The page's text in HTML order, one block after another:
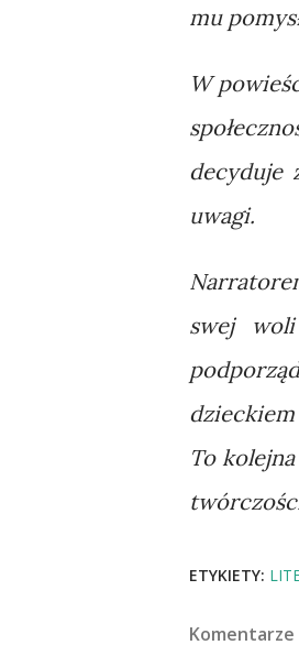
mu
W
decyduje
uwagi.
swej
dzieckiem
To
ETYKIETY:
Komentarze